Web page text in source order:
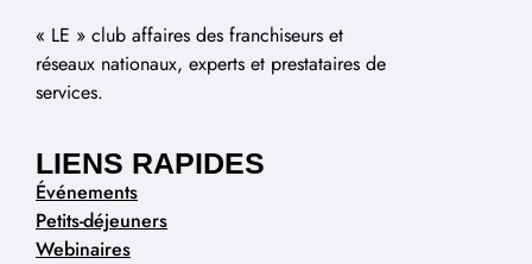
« LE » club affaires des franchiseurs et
réseaux nationaux, experts et prestataires de
services.
LIENS RAPIDES
Événements
Petits-déjeuners
Webinaires